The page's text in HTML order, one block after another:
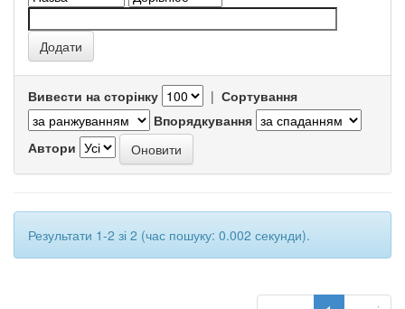
Вивести на сторінку | Сортування
Впорядкування
Автори
Результати 1-2 зі 2 (час пошуку: 0.002 секунди).